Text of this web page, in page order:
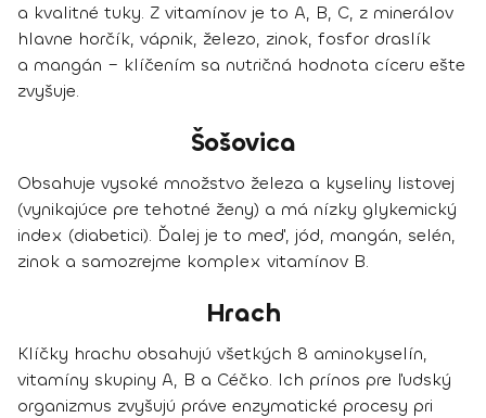
a kvalitné tuky. Z vitamínov je to A, B, C, z minerálov
hlavne horčík, vápnik, železo, zinok, fosfor draslík
a mangán – klíčením sa nutričná hodnota cíceru ešte
zvyšuje.
Šošovica
Obsahuje vysoké množstvo železa a kyseliny listovej
(vynikajúce pre tehotné ženy) a má nízky glykemický
index (diabetici). Ďalej je to meď, jód, mangán, selén,
zinok a samozrejme komplex vitamínov B.
Hrach
Klíčky hrachu obsahujú všetkých 8 aminokyselín,
vitamíny skupiny A, B a Céčko. Ich prínos pre ľudský
organizmus zvyšujú práve enzymatické procesy pri